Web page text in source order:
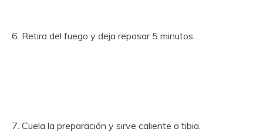
6. Retira del fuego y deja reposar 5 minutos.
7. Cuela la preparación y sirve caliente o tibia.